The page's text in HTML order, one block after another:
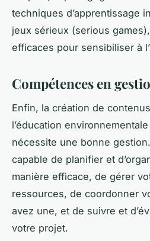
techniques d’apprentissage
jeux sérieux (serious
efficaces pour sensibiliser à
Compétences en
Enfin, la création de
l’éducation
nécessite une bonne
capable de planifier et
manière efficace, de gérer
ressources, de coordonner
avez une, et de suivre et
votre projet.